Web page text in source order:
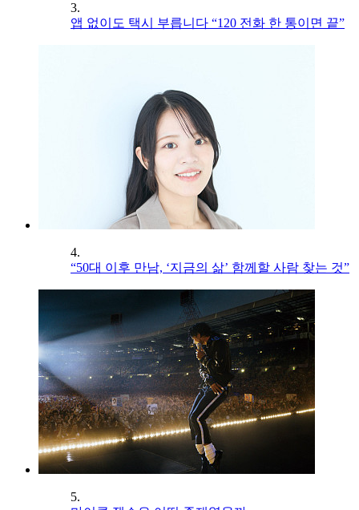
3.
앱 없이도 택시 부릅니다 “120 전화 한 통이면 끝”
4.
“50대 이후 만남, ‘지금의 삶’ 함께할 사람 찾는 것”
5.